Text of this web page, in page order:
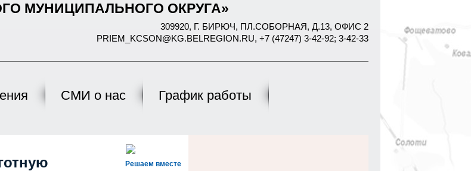
МУНИЦИПАЛЬНОГО ОКРУГА»
309920, Г. БИРЮЧ, ПЛ.СОБОРНАЯ, Д.13, ОФИС 2
PRIEM_KCSON@KG.BELREGION.RU, +7 (47247) 3-42-92; 3-42-33
СМИ о нас
График работы
Решаем вместе